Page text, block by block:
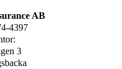
AB
4397
3